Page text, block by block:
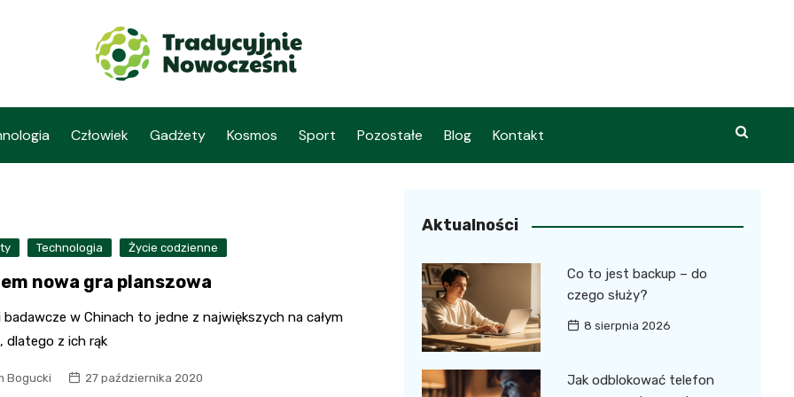
Człowiek Gadżety Kosmos Sport Pozostałe Blog Kontakt
Technologia Życie codzienne
nowa gra planszowa
badawcze w Chinach to jedne z największych na całym
dlatego z ich rąk
Bogucki 27 października 2020
Aktualności
Co to jest backup – do
czego służy?
8 sierpnia 2026
Jak odblokować telefon